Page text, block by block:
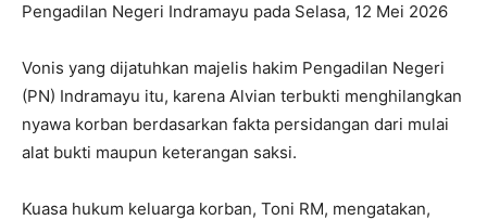
Pengadilan Negeri Indramayu pada Selasa, 12 Mei 2026
Vonis yang dijatuhkan majelis hakim Pengadilan Negeri
(PN) Indramayu itu, karena Alvian terbukti menghilangkan
nyawa korban berdasarkan fakta persidangan dari mulai
alat bukti maupun keterangan saksi.
Kuasa hukum keluarga korban, Toni RM, mengatakan,